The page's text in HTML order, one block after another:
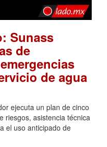
Sunass
de
de agua
ejecuta un plan de cinco
riesgos, asistencia técnica
el uso anticipado de